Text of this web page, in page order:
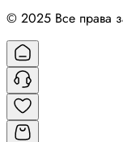
© 2025 Все права